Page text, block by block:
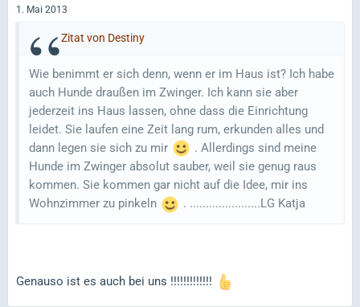
1. Mai 2013
Zitat von Destiny
Wie benimmt er sich denn, wenn er im Haus ist? Ich habe
auch Hunde draußen im Zwinger. Ich kann sie aber
jederzeit ins Haus lassen, ohne dass die Einrichtung
leidet. Sie laufen eine Zeit lang rum, erkunden alles und
dann legen sie sich zu mir
. Allerdings sind meine
Hunde im Zwinger absolut sauber, weil sie genug raus
kommen. Sie kommen gar nicht auf die Idee, mir ins
Wohnzimmer zu pinkeln
. ......................LG Katja
Genauso ist es auch bei uns !!!!!!!!!!!!!